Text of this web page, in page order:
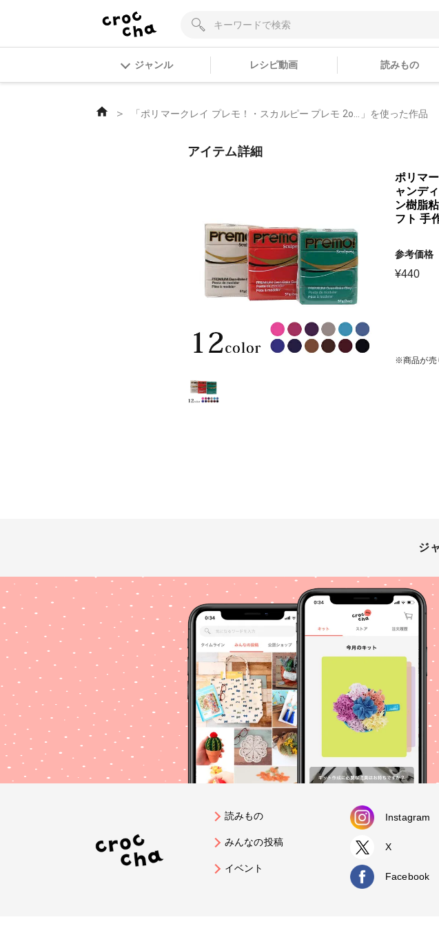
ジャンル レシピ動画 読みもの
＞ 「ポリマークレイ プレモ！・スカルピー プレモ 2o...」を使った作品
アイテム詳細
ポリマ
ャンデ
ン樹脂
フト 手
参考価格
¥440
※商品が売
ジ
読みもの
みんなの投稿
イベント
Instagram
X
Facebook